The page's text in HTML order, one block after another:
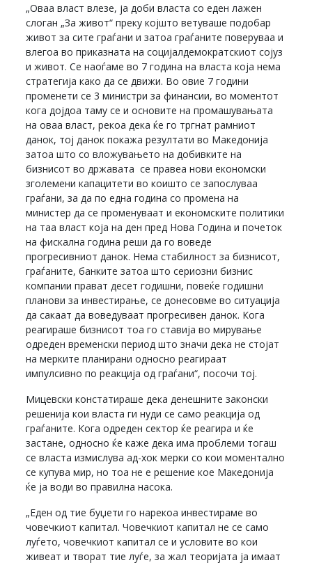
„Оваа власт влезе, ја доби власта со еден лажен
слоган „За живот“ преку којшто ветуваше подобар
живот за сите граѓани и затоа граѓаните поверуваа и
влегоа во приказната на социјалдемократскиот сојуз
и живот. Се наоѓаме во 7 година на власта која нема
стратегија како да се движи. Во овие 7 години
променети се 3 министри за финансии, во моментот
кога дојдоа таму се и основите на промашувањата
на оваа власт, рекоа дека ќе го тргнат рамниот
данок, тој данок покажа резултати во Македонија
затоа што со вложувањето на добивките на
бизнисот во државата се правеа нови економски
зголемени капацитети во коишто се запослуваа
граѓани, за да по една година со промена на
министер да се променуваат и економските политики
на таа власт која на ден пред Нова Година и почеток
на фискална година реши да го воведе
прогресивниот данок. Нема стабилност за бизнисот,
граѓаните, банките затоа што сериозни бизнис
компании прават десет годишни, повеќе годишни
планови за инвестирање, се донесовме во ситуација
да сакаат да воведуваат прогресивен данок. Кога
реагираше бизнисот тоа го ставија во мирување
одреден временски период што значи дека не стојат
на мерките планирани односно реагираат
импулсивно по реакција од граѓани“, посочи тој.
Мицевски констатираше дека денешните законски
решенија кои власта ги нуди се само реакција од
граѓаните. Кога одреден сектор ќе реагира и ќе
застане, односно ќе каже дека има проблеми тогаш
се власта измислува ад-хок мерки со кои моментално
се купува мир, но тоа не е решение кое Македонија
ќе ја води во правилна насока.
„Еден од тие буџети го нарекоа инвестираме во
човечкиот капитал. Човечкиот капитал не се само
луѓето, човечкиот капитал се и условите во кои
живеат и творат тие луѓе, за жал теоријата ја имаат